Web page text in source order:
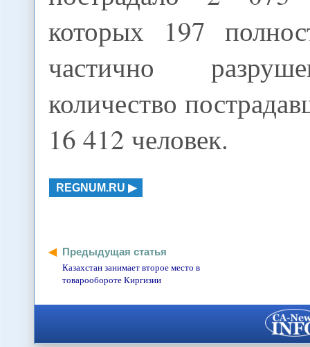
которых 197
частично
количество
16 412 человек.
REGNUM.RU
Предыдущая статья
Казахстан занимает второе место в
товарообороте Киргизии